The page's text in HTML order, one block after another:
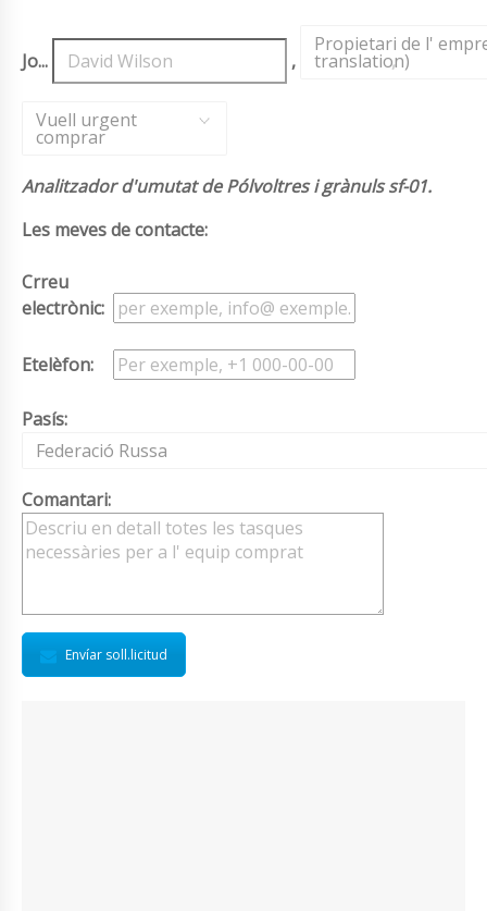
Jo... ,
Propietari de l'
translation)
,
Vuell urgent
comprar
Analitzador d'umutat de Pólvoltres i grànuls sf-01.
Les meves de contacte:
Crreu
electrònic:
Etelèfon:
Pasís:
Federació Russa
Comantari:
Envíar soll.licitud